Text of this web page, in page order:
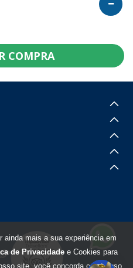
COMPRA
ainda mais a sua experiência em
de Privacidade e Cookies para
site, você concorda com o uso